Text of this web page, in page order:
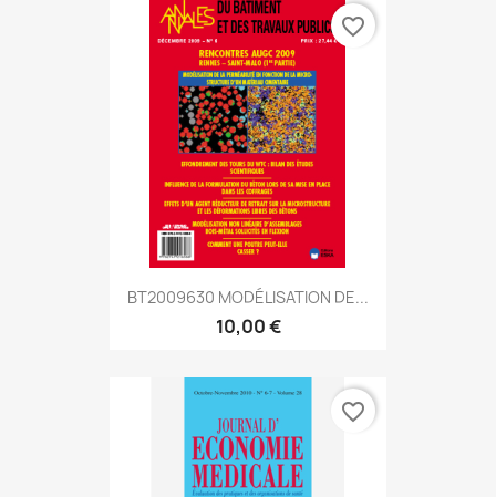
BT2009630 MODÉLISATION DE...
10,00 €
favorite_border
favorite_border